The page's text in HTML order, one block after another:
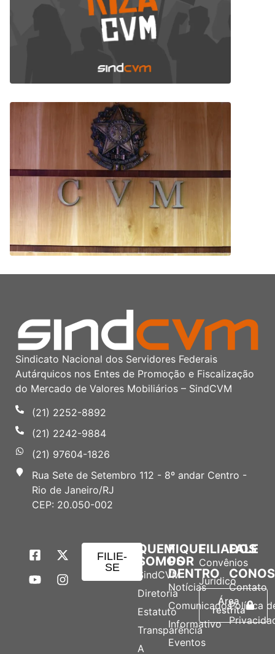
Sindicato Nacional dos Servidores Federais
Autárquicos nos Entes de Promoção e Fiscalização
do Mercado de Valores Mobiliários – SindCVM
(21) 2252-8892
(21) 2242-9884
(21) 97604-1826
Rua Sete de Setembro 112 - 8º andar Centro -
Rio de Janeiro/RJ
CEP: 20.050-002
FILIE-
SE
QUEM
SOMOS
SindCVM
Diretoria
Estatuto
Transparência
A
FIQUE
POR
DENTRO
Notícias
Comunicados
Informativo
Eventos
FILIADOS
Convênios
Jurídico
Área
restrita
FALE
Contato
Política